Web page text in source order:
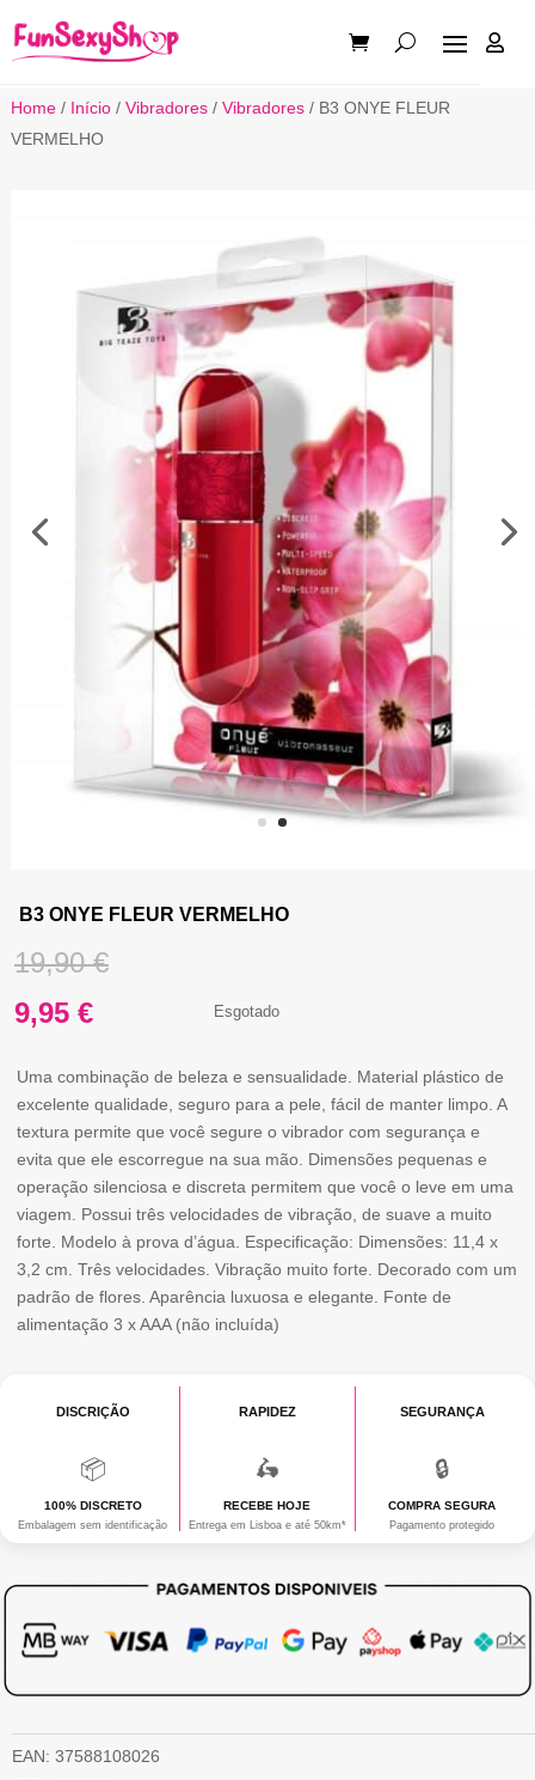

Home/ Início/ Vibradores/ Vibradores/ B3 ONYE FLEUR
VERMELHO
B3 ONYE FLEUR VERMELHO
19,90€O
era:
19,90 €.
9,95 €O
atual
é:
9,95 €.
Esgotado
Uma combinação de beleza e sensualidade. Material plástico de
excelente qualidade, seguro para a pele, fácil de manter limpo. A
textura permite que você segure o vibrador com segurança e
evita que ele escorregue na sua mão. Dimensões pequenas e
operação silenciosa e discreta permitem que você o leve em uma
viagem. Possui três velocidades de vibração, de suave a muito
forte. Modelo à prova d’água. Especificação: Dimensões: 11,4 x
3,2 cm. Três velocidades. Vibração muito forte. Decorado com um
padrão de flores. Aparência luxuosa e elegante. Fonte de
alimentação 3 x AAA (não incluída)
DISCRIÇÃO
📦
100% DISCRETO
Embalagem sem identificação
RAPIDEZ
🛵
RECEBE HOJE
Entrega em Lisboa e até 50km*
SEGURANÇA
🔒
COMPRA SEGURA
Pagamento protegido
EAN: 37588108026